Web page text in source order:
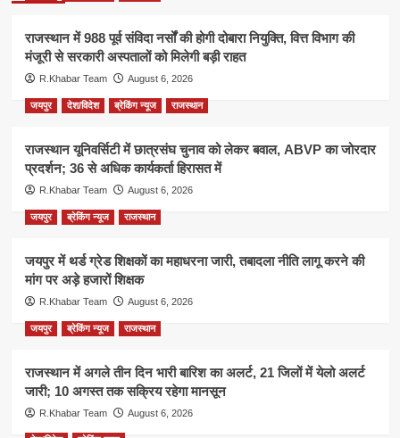
राजस्थान में 988 पूर्व संविदा नर्सों की होगी दोबारा नियुक्ति, वित्त विभाग की
मंजूरी से सरकारी अस्पतालों को मिलेगी बड़ी राहत
R.Khabar Team August 6, 2026
जयपुर देश/विदेश ब्रेकिंग न्यूज राजस्थान
राजस्थान यूनिवर्सिटी में छात्रसंघ चुनाव को लेकर बवाल, ABVP का जोरदार
प्रदर्शन; 36 से अधिक कार्यकर्ता हिरासत में
R.Khabar Team August 6, 2026
जयपुर ब्रेकिंग न्यूज राजस्थान
जयपुर में थर्ड ग्रेड शिक्षकों का महाधरना जारी, तबादला नीति लागू करने की
मांग पर अड़े हजारों शिक्षक
R.Khabar Team August 6, 2026
जयपुर ब्रेकिंग न्यूज राजस्थान
राजस्थान में अगले तीन दिन भारी बारिश का अलर्ट, 21 जिलों में येलो अलर्ट
जारी; 10 अगस्त तक सक्रिय रहेगा मानसून
R.Khabar Team August 6, 2026